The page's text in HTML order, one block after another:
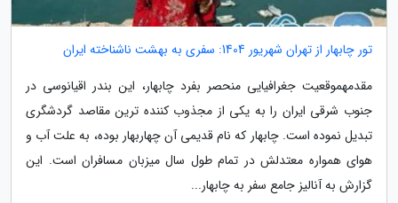
تور چابهار از تهران شهریور 1404: سفری به بهشت ناشناخته ایران
مقدمهموقعیت جغرافیایی منحصر بفرد چابهار، این بندر اقیانوسی در
جنوب شرقی ایران را به یکی از مجذوب کننده ترین مقاصد گردشگری
تبدیل نموده است. چابهار که نام قدیمی آن چهاربهار بوده، به علت آب و
هوای همواره معتدلش در تمام طول سال میزبان مسافران است. این
گزارش به آنالیز جامع سفر به چابهار...